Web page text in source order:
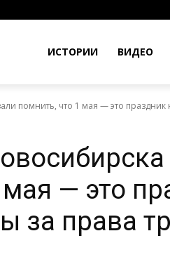
ИСТОРИИ ВИДЕО
помнить, что 1 мая — это праздник
— это
за права